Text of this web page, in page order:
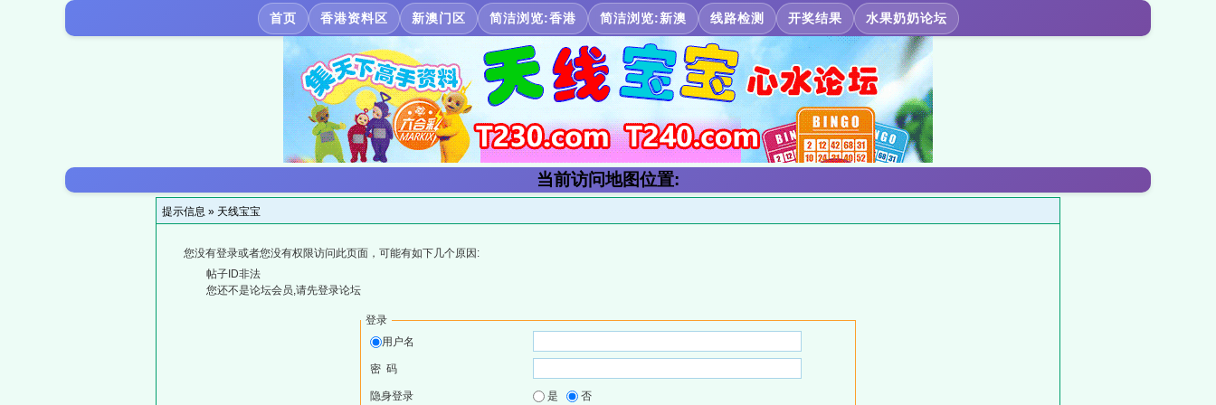
首页 香港资料区 新澳门区 简洁浏览:香港 简洁浏览:新澳 线路检测 开奖结果 水果奶奶论坛
当前访问地图位置:
提示信息 » 天线宝宝
您没有登录或者您没有权限访问此页面，可能有如下几个原因:
帖子ID非法
您还不是论坛会员,请先登录论坛
登录
用户名
密 码
隐身登录 是 否